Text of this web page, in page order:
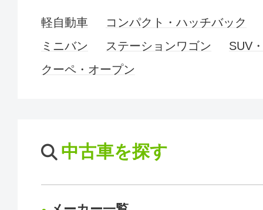
軽自動車
コンパクト・ハッチバック
ミニバン
ステーションワゴン
SUV
クーペ・オープン
中古車を探す